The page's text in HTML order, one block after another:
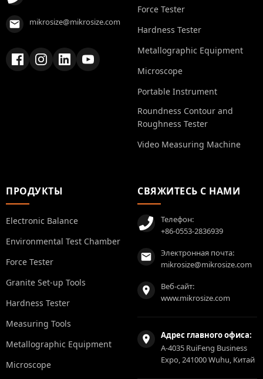
mikrosize@mikrosize.com
Force Tester
Hardness Tester
Metallographic Equipment
Microscope
Portable Instrument
Roundness Contour and
Roughness Tester
Video Measuring Machine
ПРОДУКТЫ
Electronic Balance
Environmental Test Chamber
Force Tester
Granite Set-up Tools
Hardness Tester
Measuring Tools
Metallographic Equipment
Microscope
СВЯЖИТЕСЬ С НАМИ
Телефон:
+86-0553-2836939
Электронная почта:
mikrosize@mikrosize.com
Веб-сайт:
www.mikrosize.com
Адрес главного офиса:
A-4035 RuiFeng Business
Expo, 241000 Wuhu, Китай